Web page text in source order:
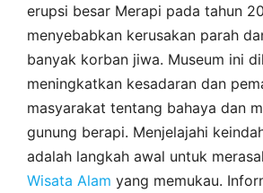
erupsi besar Merapi pada tahun
menyebabkan kerusakan parah
banyak korban jiwa. Museum ini
meningkatkan kesadaran dan
masyarakat tentang bahaya dan
gunung berapi. Menjelajahi
adalah langkah awal untuk
Wisata Alam yang memukau.